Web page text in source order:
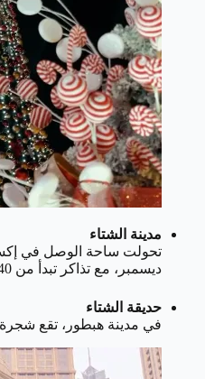
مدينة الشتاء
ديسمبر، مع تذاكر تبدأ من 40 درهمًا في أيام الأسبوع.
حديقة الشتاء
في مدينة هبطور، تقع شجرة عيد